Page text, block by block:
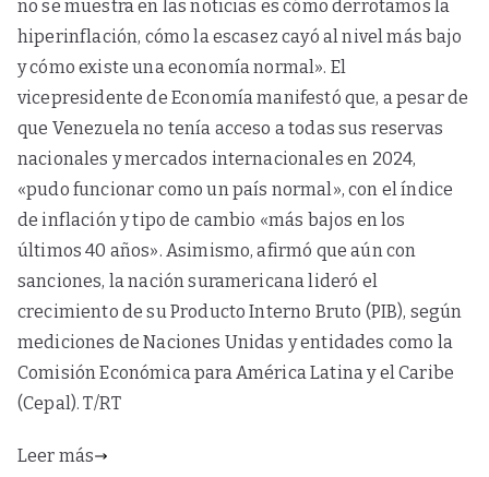
no se muestra en las noticias es cómo derrotamos la
hiperinflación, cómo la escasez cayó al nivel más bajo
y cómo existe una economía normal». El
vicepresidente de Economía manifestó que, a pesar de
que Venezuela no tenía acceso a todas sus reservas
nacionales y mercados internacionales en 2024,
«pudo funcionar como un país normal», con el índice
de inflación y tipo de cambio «más bajos en los
últimos 40 años». Asimismo, afirmó que aún con
sanciones, la nación suramericana lideró el
crecimiento de su Producto Interno Bruto (PIB), según
mediciones de Naciones Unidas y entidades como la
Comisión Económica para América Latina y el Caribe
(Cepal). T/RT
Leer más